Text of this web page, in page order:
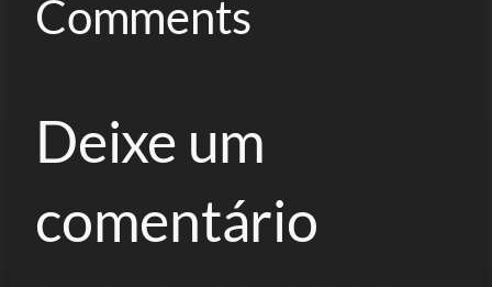
Comments
Deixe um
comentário